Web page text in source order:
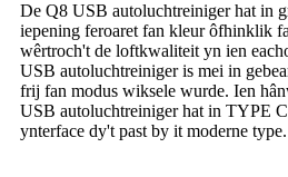
De Q8 USB autoluchtreiniger hat in
iepening feroaret fan kleur ôfhinklik
wêrtroch't de loftkwaliteit yn ien
USB autoluchtreiniger is mei in
frij fan modus wiksele wurde. Ien
USB autoluchtreiniger hat in TYPE
ynterface dy't past by it moderne type.